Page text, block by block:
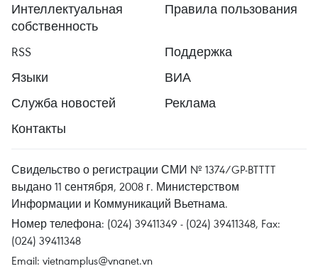
Интеллектуальная
собственность
Правила пользования
RSS
Поддержка
Языки
ВИА
Служба новостей
Реклама
Контакты
Свидельство о регистрации СМИ № 1374/GP-BTTTT
выдано 11 сентября, 2008 г. Министерством
Информации и Коммуникаций Вьетнама.
Номер телефона: (024) 39411349 - (024) 39411348, Fax:
(024) 39411348
Email: vietnamplus@vnanet.vn